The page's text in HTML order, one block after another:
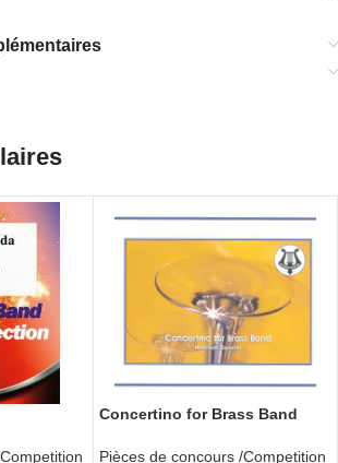
Concertino for Brass Band
Pièces de concours /Competition